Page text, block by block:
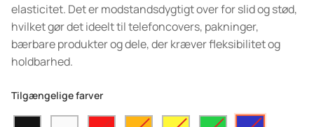
elasticitet. Det er modstandsdygtigt over for slid og stød,
hvilket gør det ideelt til telefoncovers, pakninger,
bærbare produkter og dele, der kræver fleksibilitet og
holdbarhed.
Tilgængelige farver